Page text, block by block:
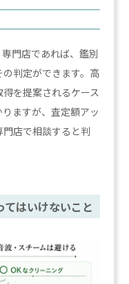
門店であれば、鑑別
判定ができます。高
を提案されるケース
ますが、査定額アッ
店で相談すると判
はいけないこと